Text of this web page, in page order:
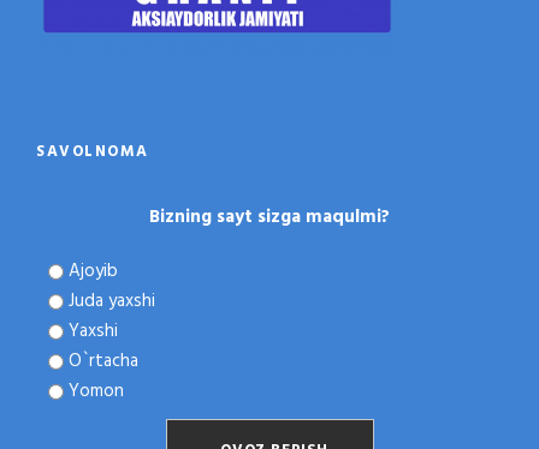
SAVOLNOMA
Bizning sayt sizga maqulmi?
Ajoyib
Juda yaxshi
Yaxshi
O`rtacha
Yomon